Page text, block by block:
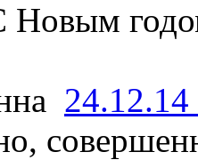
Новым
24.12.14